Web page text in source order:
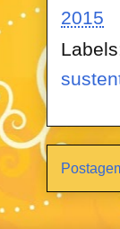
2015